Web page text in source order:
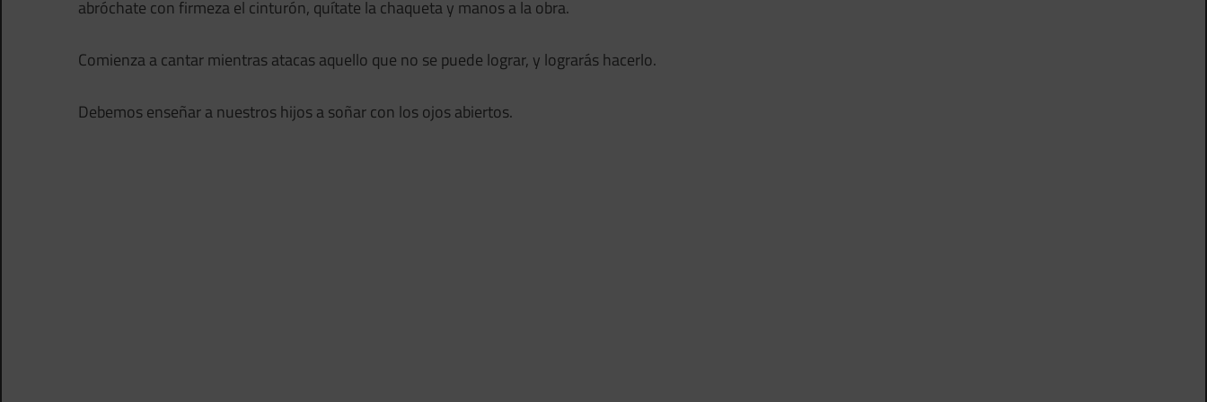
abróchate con firmeza el cinturón, quítate la chaqueta y manos a la obra.
Comienza a cantar mientras atacas aquello que no se puede lograr, y lograrás hacerlo.
Debemos enseñar a nuestros hijos a soñar con los ojos abiertos.